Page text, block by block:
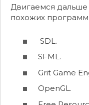
Двигаемся
похожих
SDL.
SFML.
Grit Game
OpenGL.